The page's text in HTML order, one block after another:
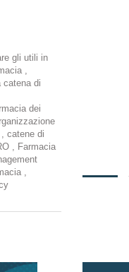
gli utili in
catena di
dei
catene di
Farmacia